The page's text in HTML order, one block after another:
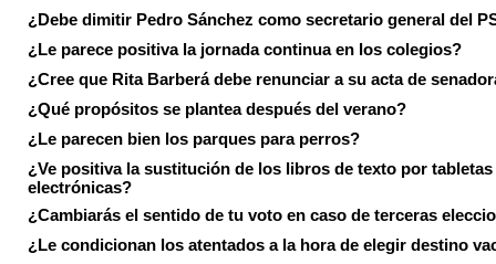
¿Debe dimitir Pedro Sánchez como secretario general del
¿Le parece positiva la jornada continua en los colegios?
¿Cree que Rita Barberá debe renunciar a su acta de
¿Qué propósitos se plantea después del verano?
¿Le parecen bien los parques para perros?
¿Ve positiva la sustitución de los libros de texto por tabletas
electrónicas?
¿Cambiarás el sentido de tu voto en caso de terceras
¿Le condicionan los atentados a la hora de elegir destino